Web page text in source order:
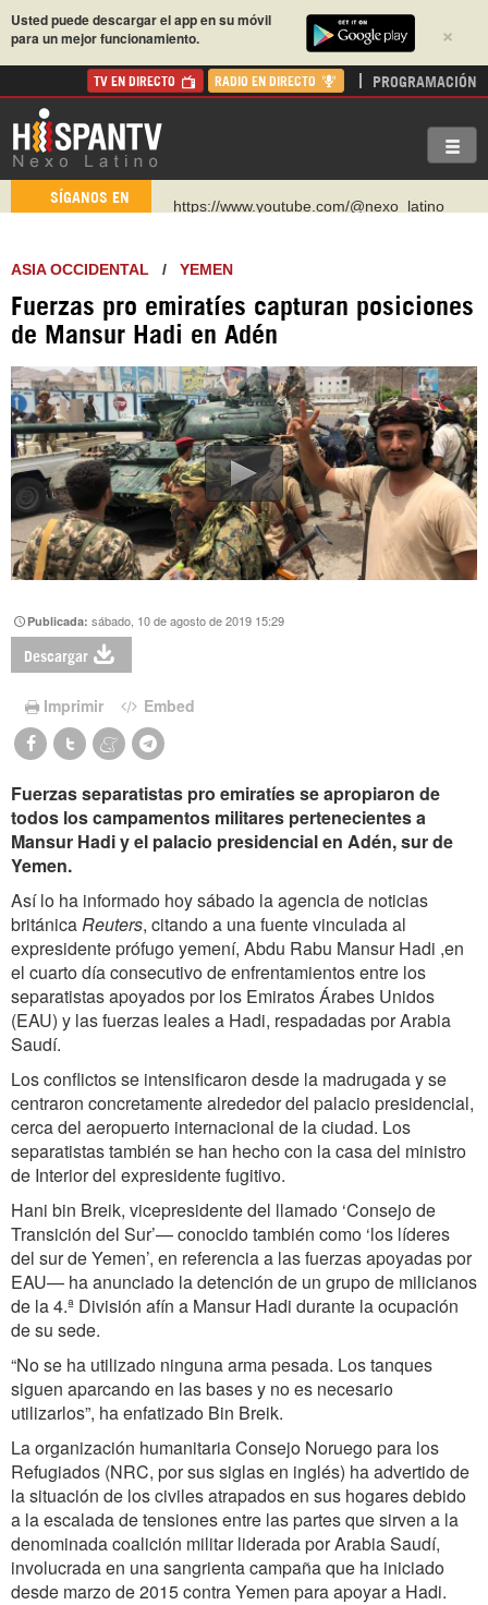
×
Usted puede descargar el app en su móvil
para un mejor funcionamiento.
TV EN DIRECTO RADIO EN DIRECTO PROGRAMACIÓN
SÍGANOS EN
https://t.me/hispantvcanal
https://urmedium.com/c/hispantv
WhatsApp y Viber: +98 921 79 29 404
https://www.facebook.com/Nexolatino.Canal
ASIA OCCIDENTAL / YEMEN
Fuerzas pro emiratíes capturan posiciones
de Mansur Hadi en Adén
Publicada:sábado, 10 de agosto de 2019 15:29
Descargar
Imprimir Embed
Fuerzas separatistas pro emiratíes se apropiaron de
todos los campamentos militares pertenecientes a
Mansur Hadi y el palacio presidencial en Adén, sur de
Yemen.
Así lo ha informado hoy sábado la agencia de noticias
británicaReuters, citando a una fuente vinculada al
expresidente prófugo yemení, Abdu Rabu Mansur Hadi ,en
el cuarto día consecutivo de enfrentamientos entre los
separatistas apoyados por los Emiratos Árabes Unidos
(EAU) y las fuerzas leales a Hadi, respadadas por Arabia
Saudí.
Los conflictos se intensificaron desde la madrugada y se
centraron concretamente alrededor del palacio presidencial,
cerca del aeropuerto internacional de la ciudad. Los
separatistas también se han hecho con la casa del ministro
de Interior del expresidente fugitivo.
Hani bin Breik, vicepresidente del llamado ‘Consejo de
Transición del Sur’— conocido también como ‘los líderes
del sur de Yemen’, en referencia a las fuerzas apoyadas por
EAU— ha anunciado la detención de un grupo de milicianos
de la 4.ª División afín a Mansur Hadi durante la ocupación
de su sede.
“No se ha utilizado ninguna arma pesada. Los tanques
siguen aparcando en las bases y no es necesario
utilizarlos”, ha enfatizado Bin Breik.
La organización humanitaria Consejo Noruego para los
Refugiados (NRC, por sus siglas en inglés) ha advertido de
la situación de los civiles atrapados en sus hogares debido
a la escalada de tensiones entre las partes que sirven a la
denominada coalición militar liderada por Arabia Saudí,
involucrada en una sangrienta campaña que ha iniciado
desde marzo de 2015 contra Yemen para apoyar a Hadi.